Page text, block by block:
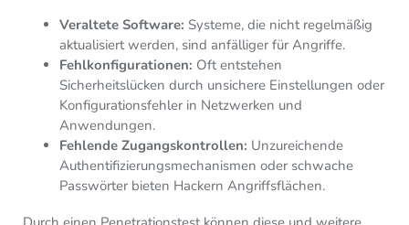
Veraltete Software: Systeme, die nicht regelmäßig
aktualisiert werden, sind anfälliger für Angriffe.
Fehlkonfigurationen: Oft entstehen
Sicherheitslücken durch unsichere Einstellungen oder
Konfigurationsfehler in Netzwerken und
Anwendungen.
Fehlende Zugangskontrollen: Unzureichende
Authentifizierungsmechanismen oder schwache
Passwörter bieten Hackern Angriffsflächen.